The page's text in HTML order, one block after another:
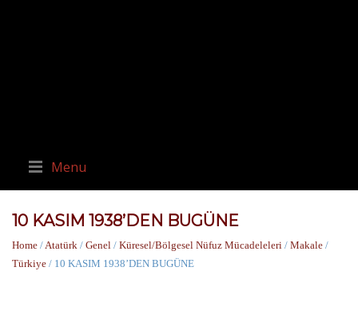
Menu
10 KASIM 1938’DEN BUGÜNE
Home /Atatürk / Genel / Küresel/Bölgesel Nüfuz Mücadeleleri / Makale /
Türkiye / 10 KASIM 1938’DEN BUGÜNE